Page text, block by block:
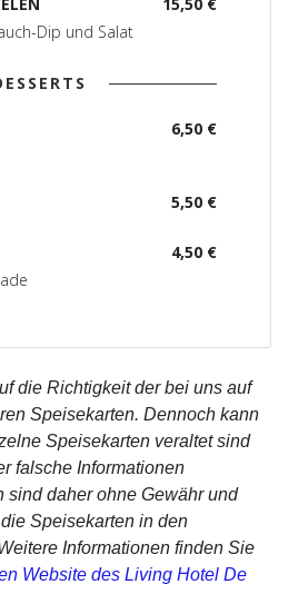
Dip und Salat
6,50 €
5,50 €
4,50 €
die Richtigkeit der bei uns auf
Speisekarten. Dennoch kann
Speisekarten veraltet sind
falsche Informationen
sind daher ohne Gewähr und
Speisekarten in den
Informationen finden Sie
Website des Living Hotel De